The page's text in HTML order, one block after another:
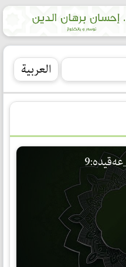
العربیة
ڕوونكردنه‌وه‌ی_زاراوه‌كانی_عه‌قیده‌:9